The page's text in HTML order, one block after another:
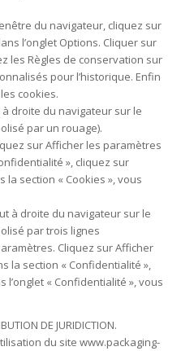
du navigateur, cliquez sur
l’onglet Options. Cliquer sur
les Règles de conservation sur
pour l’historique. Enfin
cookies.
droite du navigateur sur le
par un rouage).
sur Afficher les paramètres
», cliquez sur
la section « Cookies », vous
à droite du navigateur sur le
par trois lignes
Cliquez sur Afficher
la section « Confidentialité »,
« Confidentialité », vous
DE JURIDICTION.
du site www.packaging-